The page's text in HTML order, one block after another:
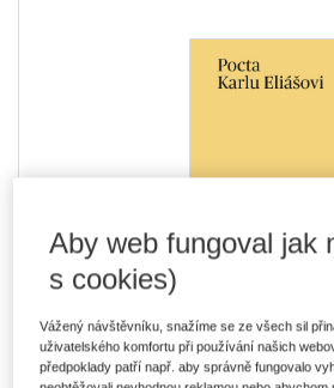
Ke stažení
Aby web fungoval jak
s cookies)
Vážený návštěvníku, snažíme se ze všech sil
uživatelského komfortu při používání našich
předpoklady patří např. aby správně fungovalo